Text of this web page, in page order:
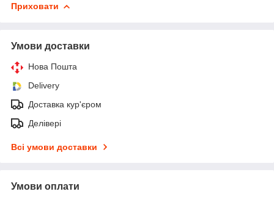
Приховати
Умови доставки
Нова Пошта
Delivery
Доставка кур'єром
Делівері
Всі умови доставки
Умови оплати